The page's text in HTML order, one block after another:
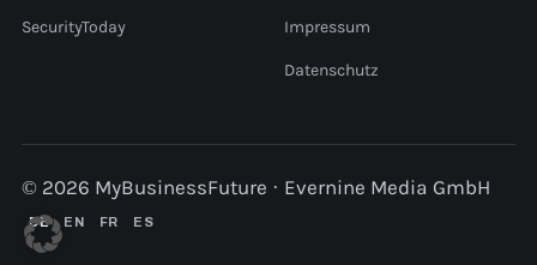
SecurityToday Impressum
Datenschutz
© 2026 MyBusinessFuture · Evernine Media GmbH
DE EN FR ES